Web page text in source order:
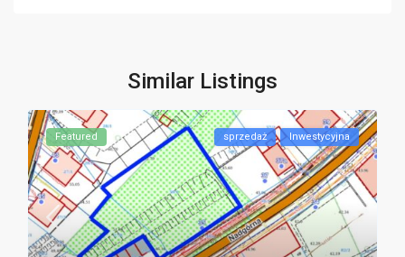
Similar Listings
Featured sprzedaż Inwestycyjna